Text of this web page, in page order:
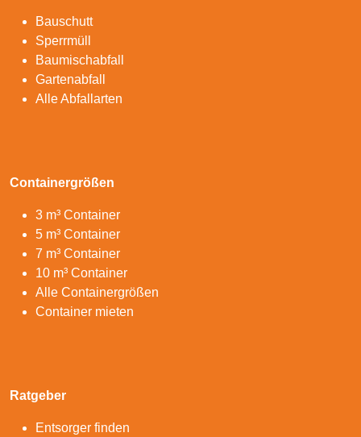
Bauschutt
Sperrmüll
Baumischabfall
Gartenabfall
Alle Abfallarten
Containergrößen
3 m³ Container
5 m³ Container
7 m³ Container
10 m³ Container
Alle Containergrößen
Container mieten
Ratgeber
Entsorger finden